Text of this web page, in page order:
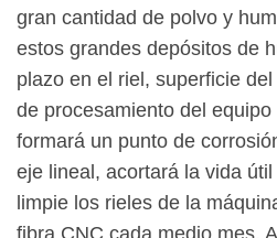
gran cantidad de polvo y
estos grandes depósitos de
plazo en el riel, superficie
de procesamiento del
formará un punto de
eje lineal, acortará la vida
limpie los rieles de la
fibra CNC cada medio mes.